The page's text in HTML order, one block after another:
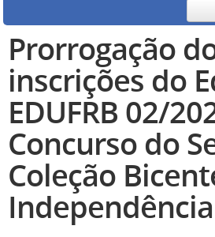
Prorrogação
inscrições do
EDUFRB 02/
Concurso do
Coleção